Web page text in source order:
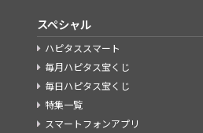
スペシャル
ハピタススマート
毎月ハピタス宝くじ
毎日ハピタス宝くじ
特集一覧
スマートフォンアプリ